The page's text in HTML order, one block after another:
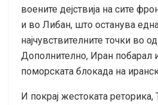
воените дејствија на сите
и во Либан, што останува
најчувствителните точки во
Дополнително, Иран побарал
поморската блокада на
И покрај жестоката реторика,